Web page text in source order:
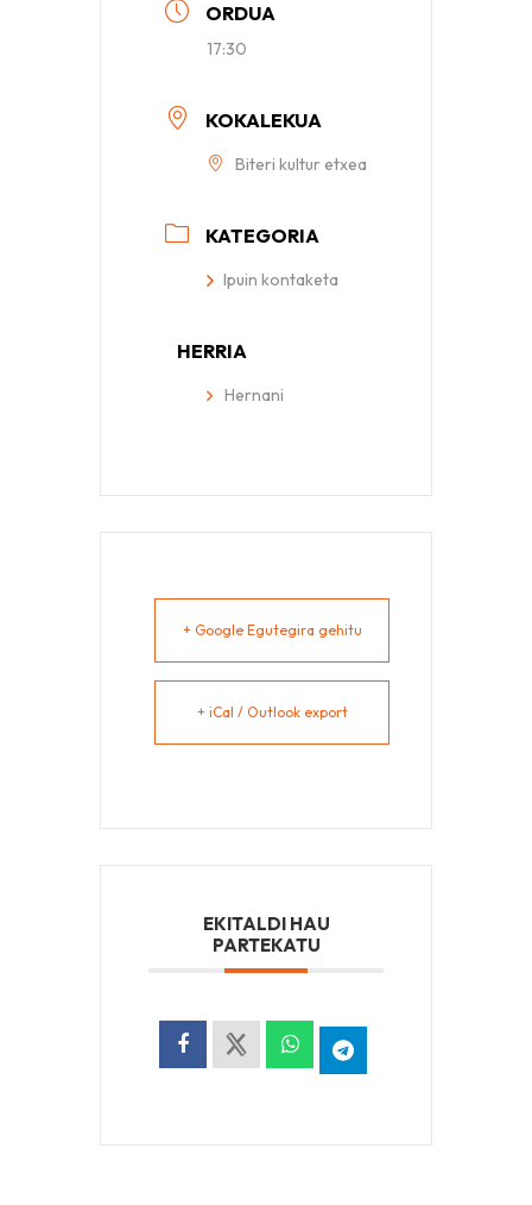
ORDUA
17:30
KOKALEKUA
Biteri kultur etxea
KATEGORIA
Ipuin kontaketa
HERRIA
Hernani
+ Google Egutegira gehitu
+ iCal / Outlook export
EKITALDI HAU
PARTEKATU